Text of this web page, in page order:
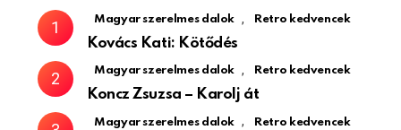
Magyar szerelmes dalok , Retro kedvencek
Kovács Kati: Kötődés
Magyar szerelmes dalok , Retro kedvencek
Koncz Zsuzsa – Karolj át
Magyar szerelmes dalok , Retro kedvencek